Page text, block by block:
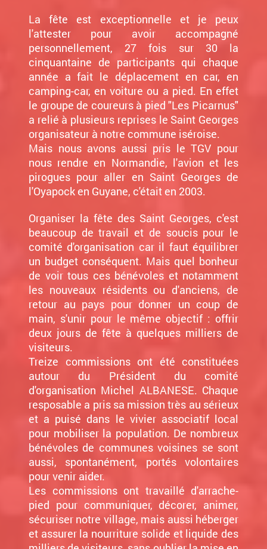
La fête est exceptionnelle et je peux
l'attester pour avoir accompagné
personnellement, 27 fois sur 30 la
cinquantaine de participants qui chaque
année a fait le déplacement en car, en
camping-car, en voiture ou a pied. En effet
le groupe de coureurs à pied "Les Picarnus"
a relié à plusieurs reprises le Saint Georges
organisateur à notre commune iséroise.
Mais nous avons aussi pris le TGV pour
nous rendre en Normandie, l'avion et les
pirogues pour aller en Saint Georges de
l'Oyapock en Guyane, c'était en 2003.
Organiser la fête des Saint Georges, c'est
beaucoup de travail et de soucis pour le
comité d'organisation car il faut équilibrer
un budget conséquent. Mais quel bonheur
de voir tous ces bénévoles et notamment
les nouveaux résidents ou d'anciens, de
retour au pays pour donner un coup de
main, s'unir pour le même objectif : offrir
deux jours de fête à quelques milliers de
visiteurs.
Treize commissions ont été constituées
autour du Président du comité
d'organisation Michel ALBANESE. Chaque
resposable a pris sa mission très au sérieux
et a puisé dans le vivier associatif local
pour mobiliser la population. De nombreux
bénévoles de communes voisines se sont
aussi, spontanément, portés volontaires
pour venir aider.
Les commissions ont travaillé d'arrache-
pied pour communiquer, décorer, animer,
sécuriser notre village, mais aussi héberger
et assurer la nourriture solide et liquide des